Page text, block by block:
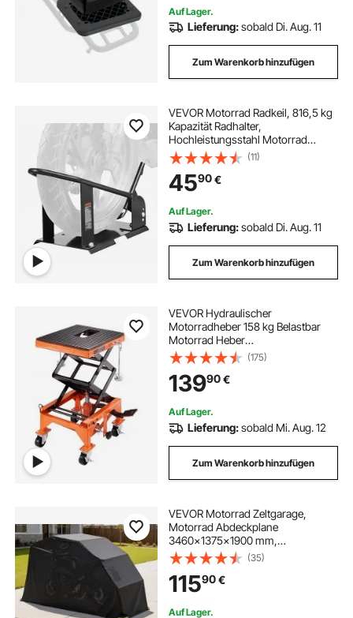
Auf Lager.
Lieferung:sobald Di. Aug. 11
Zum Warenkorb hinzufügen
VEVOR Motorrad Radkeil, 816,5 kg
Kapazität Radhalter,
Hochleistungsstahl Motorrad
Vorderradständer mit 3
verstellbaren Löchern, für 381–
533,4 mm Off-Road Motorräder,
Standard Motorräder
(11)
4590€
Auf Lager.
Lieferung:sobald Di. Aug. 11
Zum Warenkorb hinzufügen
VEVOR Hydraulischer
Motorradheber 158 kg Belastbar
Motorrad Heber
Motorradhebebühne Montagebock
Motorrad, Einstellbare 350-905
mm Montagebock Motorradlift,
Motoständer in Garage &
Außenbereichen
(175)
13990€
Auf Lager.
Lieferung:sobald Mi. Aug. 12
Zum Warenkorb hinzufügen
VEVOR Motorrad Zeltgarage,
Motorrad Abdeckplane
3460x1375x1900 mm,
Motorradgarage mit
Sicherheitsschloss, 600D Oxford-
Klappzelt, Allwetter-
Motorradabdeckung mit
Belüftungsfenstern, Schwarz
(35)
11590€
Auf Lager.